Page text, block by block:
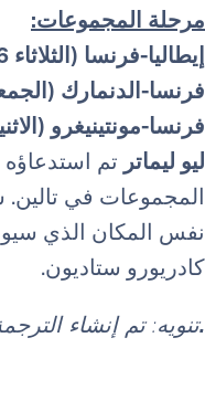
مرحلة المجموعات:
إيطاليا-فرنسا (الثلاثاء 26، الساعة 13:30)
فرنسا-الدنمارك (الجمعة 29، الساعة
فرنسا-مونتينيغرو (الاثنين 1، الساعة
ليو ليماتر
المجموعات في تالين.
نفس المكان الذي
كادريورو ستاديون.
.تنويه: تم إنشاء